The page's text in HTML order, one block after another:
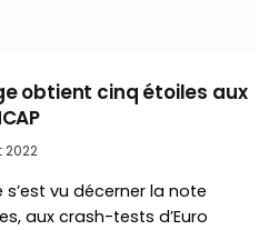
obtient cinq étoiles aux
2022
vu décerner la note
aux crash-tests d’Euro